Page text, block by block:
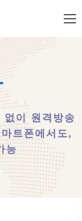
이 원격방송
트폰에서도,
능